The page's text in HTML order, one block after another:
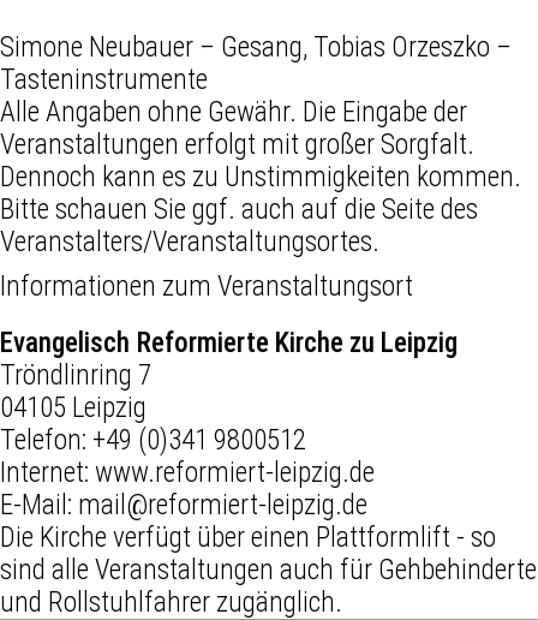
Simone Neubauer – Gesang, Tobias Orzeszko –
Tasteninstrumente
Alle Angaben ohne Gewähr. Die Eingabe der
Veranstaltungen erfolgt mit großer Sorgfalt.
Dennoch kann es zu Unstimmigkeiten kommen.
Bitte schauen Sie ggf. auch auf die Seite des
Veranstalters/Veranstaltungsortes.
Informationen zum Veranstaltungsort
Evangelisch Reformierte Kirche zu Leipzig
Tröndlinring 7
04105 Leipzig
Telefon: +49 (0)341 9800512
Internet: www.reformiert-leipzig.de
E-Mail: mail@reformiert-leipzig.de
Die Kirche verfügt über einen Plattformlift - so
sind alle Veranstaltungen auch für Gehbehinderte
und Rollstuhlfahrer zugänglich.